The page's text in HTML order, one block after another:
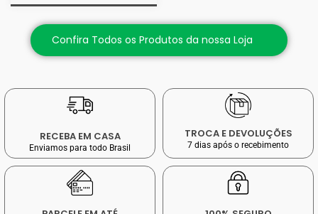
Confira Todos os Produtos da nossa Loja
RECEBA EM CASA
Enviamos para todo Brasil
TROCA E DEVOLUÇÕES
7 dias após o recebimento